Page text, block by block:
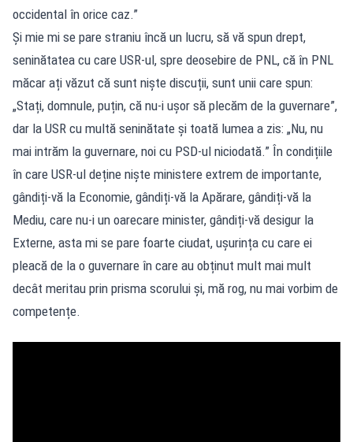
occidental în orice caz.”
Și mie mi se pare straniu încă un lucru, să vă spun drept,
seninătatea cu care USR-ul, spre deosebire de PNL, că în PNL
măcar ați văzut că sunt niște discuții, sunt unii care spun:
„Stați, domnule, puțin, că nu-i ușor să plecăm de la guvernare”,
dar la USR cu multă seninătate și toată lumea a zis: „Nu, nu
mai intrăm la guvernare, noi cu PSD-ul niciodată.” În condițiile
în care USR-ul deține niște ministere extrem de importante,
gândiți-vă la Economie, gândiți-vă la Apărare, gândiți-vă la
Mediu, care nu-i un oarecare minister, gândiți-vă desigur la
Externe, asta mi se pare foarte ciudat, ușurința cu care ei
pleacă de la o guvernare în care au obținut mult mai mult
decât meritau prin prisma scorului și, mă rog, nu mai vorbim de
competențe.